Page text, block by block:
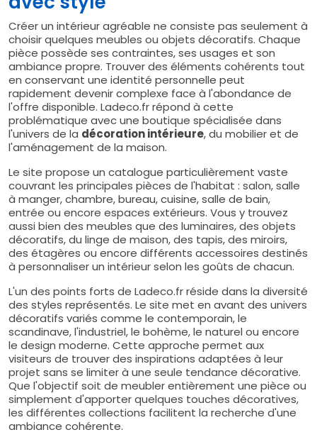
Créer un intérieur agréable ne consiste pas seulement à
choisir quelques meubles ou objets décoratifs. Chaque
pièce possède ses contraintes, ses usages et son
ambiance propre. Trouver des éléments cohérents tout
en conservant une identité personnelle peut
rapidement devenir complexe face à l'abondance de
l'offre disponible. Ladeco.fr répond à cette
problématique avec une boutique spécialisée dans
l'univers de la décoration intérieure, du mobilier et de
l'aménagement de la maison.
Le site propose un catalogue particulièrement vaste
couvrant les principales pièces de l'habitat : salon, salle
à manger, chambre, bureau, cuisine, salle de bain,
entrée ou encore espaces extérieurs. Vous y trouvez
aussi bien des meubles que des luminaires, des objets
décoratifs, du linge de maison, des tapis, des miroirs,
des étagères ou encore différents accessoires destinés
à personnaliser un intérieur selon les goûts de chacun.
L'un des points forts de Ladeco.fr réside dans la diversité
des styles représentés. Le site met en avant des univers
décoratifs variés comme le contemporain, le
scandinave, l'industriel, le bohème, le naturel ou encore
le design moderne. Cette approche permet aux
visiteurs de trouver des inspirations adaptées à leur
projet sans se limiter à une seule tendance décorative.
Que l'objectif soit de meubler entièrement une pièce ou
simplement d'apporter quelques touches décoratives,
les différentes collections facilitent la recherche d'une
ambiance cohérente.